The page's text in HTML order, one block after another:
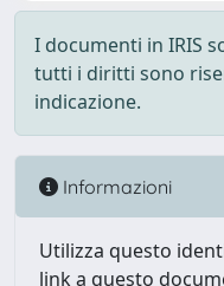
I documenti in IRIS
tutti i diritti sono
indicazione.
Informazioni
Utilizza questo
link a questo